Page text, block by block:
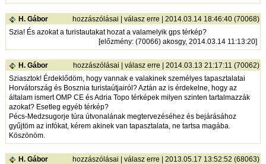
H. Gábor hozzászólásai |válasz erre | 2014.03.14 18:46:40 (70068)
Szia! És azokat a turistautakat hozat a valamelyik gps térkép?
[előzmény: (70066) akosgy, 2014.03.14 11:13:20]
H. Gábor hozzászólásai |válasz erre | 2014.03.13 21:17:11 (70062)
Sziasztok! Érdeklődöm, hogy vannak e valakinek személyes tapasztalatai
Horvátország és Bosznia turistaútjairól? Aztán az is érdekelne, hogy az
általam ismert OMP CE és Adria Topo térképek milyen szinten tartalmazzák
azokat? Esetleg egyéb térkép?
Pécs-Medzsugorje túra útvonalának megtervezéséhez és bejárásához
gyűjtöm az infókat, kérem akinek van tapasztalata, ne tartsa magába.
Köszönöm.
H. Gábor hozzászólásai |válasz erre | 2013.05.17 13:52:52 (68063)